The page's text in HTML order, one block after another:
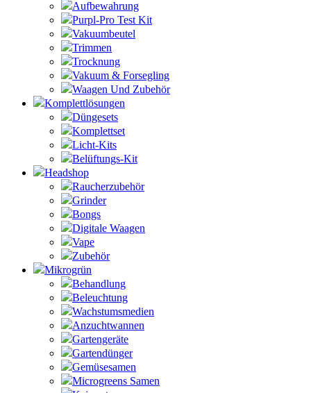
Aufbewahrung
Purpl-Pro Test Kit
Vakuumbeutel
Trimmen
Trocknung
Vakuum & Forsegling
Waagen Und Zubehör
Komplettlösungen
Düngesets
Komplettset
Licht-Kits
Belüftungs-Kit
Headshop
Raucherzubehör
Grinder
Bongs
Digitale Waagen
Vape
Zubehör
Mikrogrün
Behandlung
Beleuchtung
Wachstumsmedien
Anzuchtwannen
Gartengeräte
Gartendünger
Gemüsesamen
Microgreens Samen